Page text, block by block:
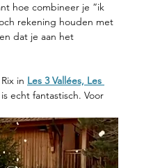
hoe combineer je “ik
rekening houden met
dat je aan het
in Les 3 Vallées, Les
echt fantastisch. Voor